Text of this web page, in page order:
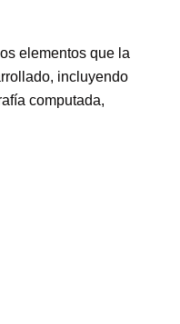
elementos que la
incluyendo
computada,